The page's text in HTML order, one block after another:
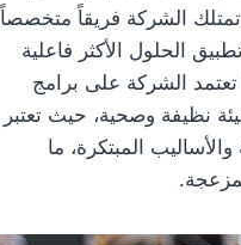
الشركة فريقاً متخصصاً
الحلول الأكثر فاعلية
الشركة على برامج
نظيفة وصحية، حيث تعتبر
المبتكرة، ما